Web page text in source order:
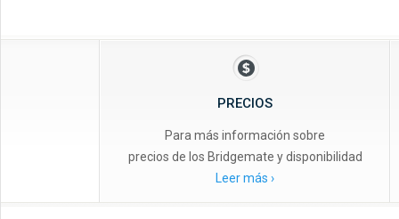
PRECIOS
Para más información sobre
precios de los Bridgemate y disponibilidad
Leer más ›